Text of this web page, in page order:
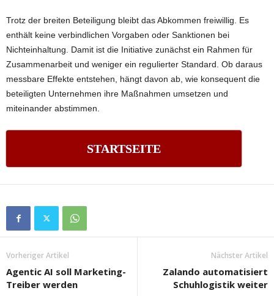
Trotz der breiten Beteiligung bleibt das Abkommen freiwillig. Es
enthält keine verbindlichen Vorgaben oder Sanktionen bei
Nichteinhaltung. Damit ist die Initiative zunächst ein Rahmen für
Zusammenarbeit und weniger ein regulierter Standard. Ob daraus
messbare Effekte entstehen, hängt davon ab, wie konsequent die
beteiligten Unternehmen ihre Maßnahmen umsetzen und
miteinander abstimmen.
STARTSEITE
Vorheriger Artikel
Agentic AI soll Marketing-
Treiber werden
Nächster Artikel
Zalando automatisiert
Schuhlogistik weiter